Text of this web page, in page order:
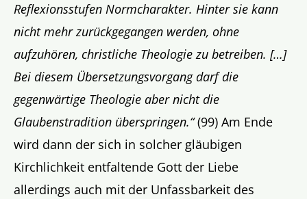
Reflexionsstufen Normcharakter. Hinter sie kann
nicht mehr zurückgegangen werden, ohne
aufzuhören, christliche Theologie zu betreiben. […]
Bei diesem Übersetzungsvorgang darf die
gegenwärtige Theologie aber nicht die
Glaubenstradition überspringen.“(99) Am Ende
wird dann der sich in solcher gläubigen
Kirchlichkeit entfaltende Gott der Liebe
allerdings auch mit der Unfassbarkeit des